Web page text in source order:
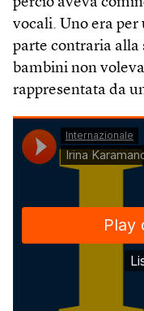
vocali. Uno era
parte contraria alla
bambini non
rappresentata da